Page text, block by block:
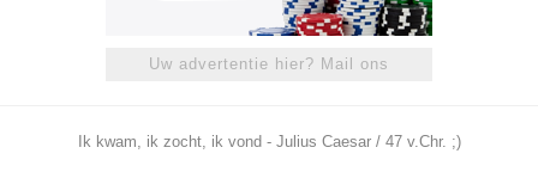
Uw advertentie hier? Mail ons
Ik kwam, ik zocht, ik vond - Julius Caesar / 47 v.Chr. ;)